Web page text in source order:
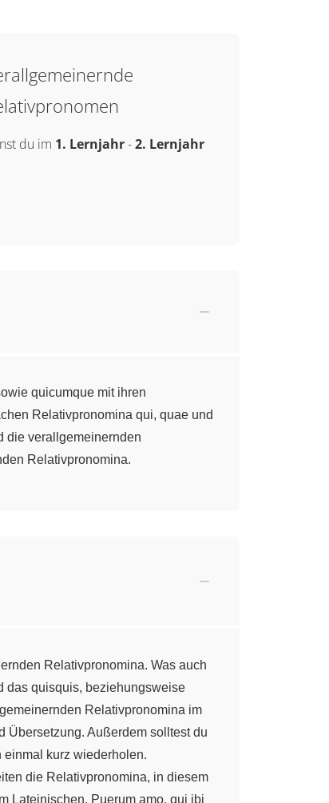
du im 1. Lernjahr-2. Lernjahr
quicumque mit ihren
Relativpronomina qui, quae und
die verallgemeinernden
Relativpronomina.
Relativpronomina. Was auch
das quisquis, beziehungsweise
Relativpronomina im
Übersetzung. Außerdem solltest du
kurz wiederholen.
die Relativpronomina, in diesem
Lateinischen. Puerum amo, qui ibi